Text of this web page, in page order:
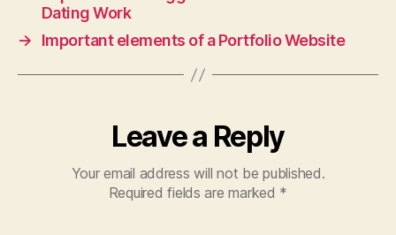
Dating Work
→
Important elements of a Portfolio Website
Leave a Reply
Your email address will not be published.
Required fields are marked *